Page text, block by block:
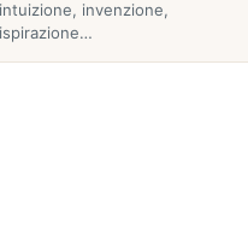
intuizione, invenzione,
ispirazione…